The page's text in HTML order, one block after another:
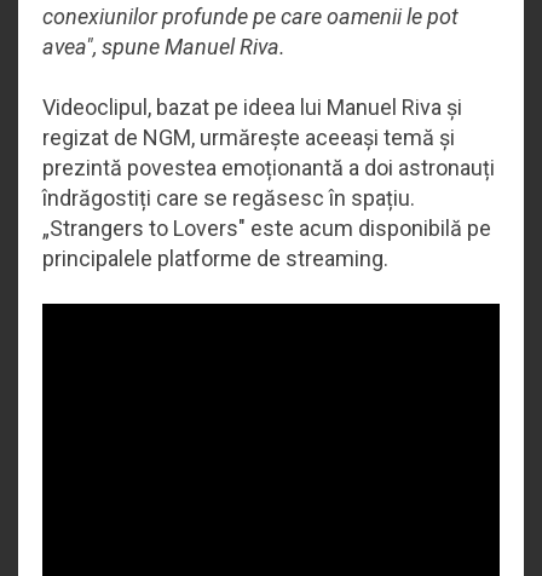
conexiunilor profunde pe care oamenii le pot
avea", spune Manuel Riva.
Videoclipul, bazat pe ideea lui Manuel Riva și
regizat de NGM, urmărește aceeași temă și
prezintă povestea emoționantă a doi astronauți
îndrăgostiți care se regăsesc în spațiu.
„Strangers to Lovers" este acum disponibilă pe
principalele platforme de streaming.